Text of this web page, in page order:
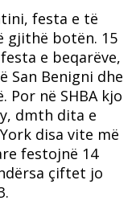
festa e të
gjithë botën. 15
e beqarëve,
San Benigni dhe
në SHBA kjo
dmth dita e
disa vite më
festojnë 14
çiftet jo